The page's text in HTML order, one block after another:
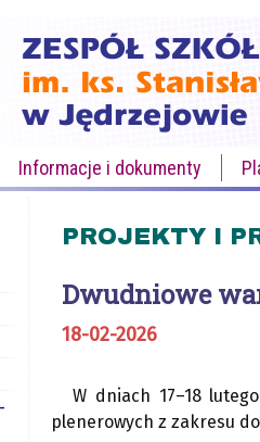
Informacje i dokumenty
PROJEKTY I
Dwudniowe
18-02-2026
W dniach 17–18
plenerowych z zakresu